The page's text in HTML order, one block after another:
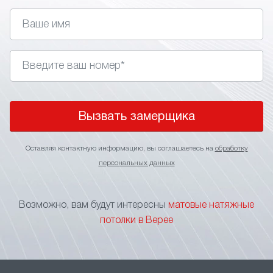
отсутствие бликов, равномерное
распределение естественного или искусственного
света;
светильников, треков, другой подсветки;
рабочих кабинетов, студий, общественных зон.
Матовая текстура делает пространство
При выборе тканевых натяжных потолков стоит
Вызвать замерщика
Оставляя контактную информацию, вы соглашаетесь на обработку
персональных данных
Возможно, вам будут интересны
матовые натяжные
потолки в Верее